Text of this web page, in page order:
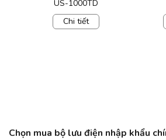
US-1000TD
Chi tiết
Chọn mua bộ lưu điện nhập khẩu